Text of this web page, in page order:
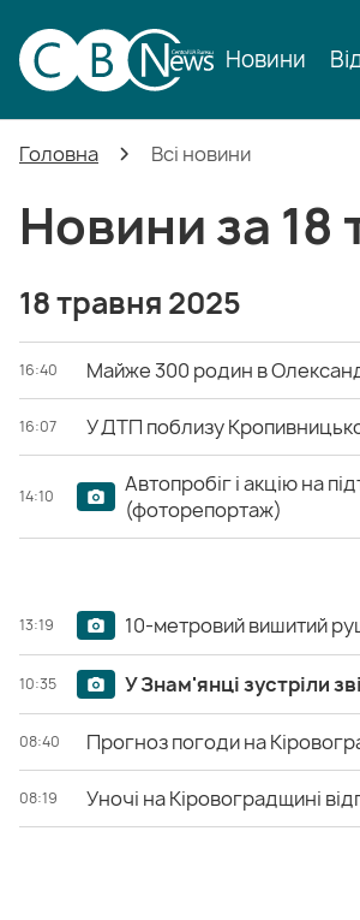
Новини
Головна Всі новини
Новини за 18
18 травня 2025
16:40 Майже 300 родин в
16:07 У ДТП поблизу
14:10
Автопробіг і акцію на
(фоторепортаж)
13:19 10-метровий вишитий
10:35 У Знам'янці зустріли
08:40 Прогноз погоди на
08:19 Уночі на Кіровоградщині